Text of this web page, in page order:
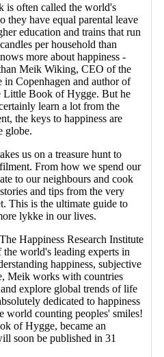
is often called the world's
they have equal parental leave
education and trains that run
per household than
more about happiness -
Meik Wiking, CEO of the
in Copenhagen and author of
Little Book of Hygge. But he
learn a lot from the
the keys to happiness are
globe.
us on a treasure hunt to
From how we spend our
to our neighbours and cook
and tips from the very
This is the ultimate guide to
lykke in our lives.
Happiness Research Institute
world's leading experts in
happiness, subjective
Meik works with countries
explore global trends of life
dedicated to happiness
world counting peoples' smiles!
of Hygge, became an
soon be published in 31